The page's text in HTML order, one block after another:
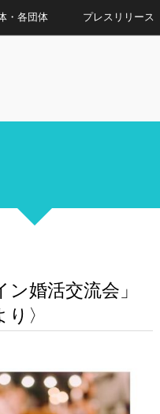
・各団体 プレスリリース
婚活交流会」
〉